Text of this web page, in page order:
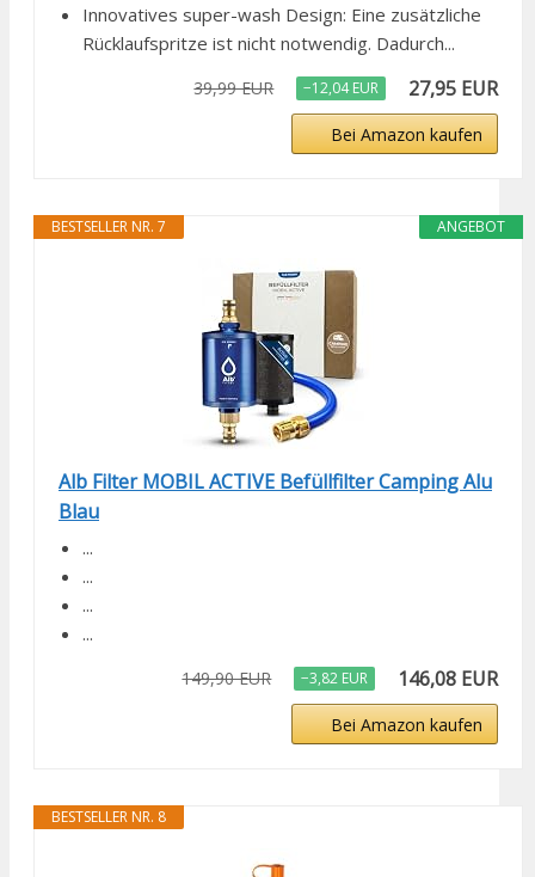
Innovatives super-wash Design: Eine zusätzliche
Rücklaufspritze ist nicht notwendig. Dadurch...
39,99 EUR −12,04 EUR 27,95 EUR
Bei Amazon kaufen
ANGEBOT
BESTSELLER NR. 7
Alb Filter MOBIL ACTIVE Befüllfilter Camping Alu
Blau
...
...
...
...
149,90 EUR −3,82 EUR 146,08 EUR
Bei Amazon kaufen
BESTSELLER NR. 8